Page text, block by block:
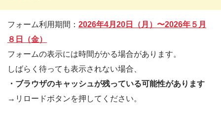
フォーム利用期間： 2026年4月20日（月）〜2026年５月
８日（金）
フォームの表示には時間がかる場合があります。
しばらく待っても表示されない場合、
・ブラウザのキャッシュが残っている可能性があります
→リロードボタンを押してください。